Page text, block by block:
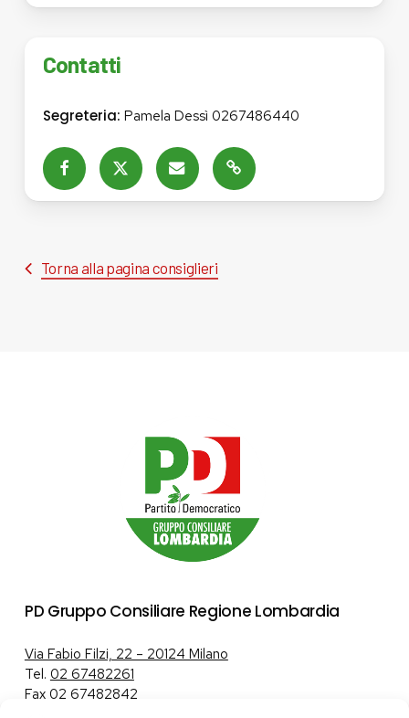
Contatti
Segreteria: Pamela Dessì 0267486440
Torna alla pagina consiglieri
PD Gruppo Consiliare Regione Lombardia
Via Fabio Filzi, 22 – 20124 Milano
Tel. 02 67482261
Fax 02 67482842